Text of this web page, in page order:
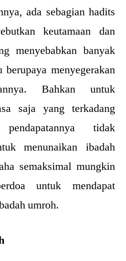
ada sebagian hadits
keutamaan dan
menyebabkan banyak
menyegerakan
Bahkan untuk
saja yang terkadang
tidak
menunaikan ibadah
semaksimal mungkin
untuk mendapat
umroh.